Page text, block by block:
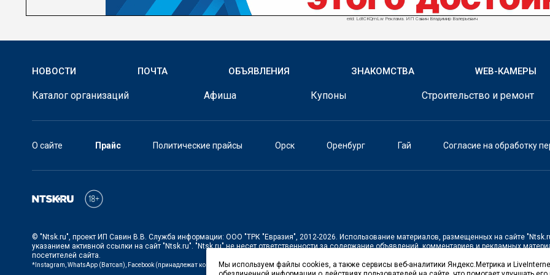
erid: LdtCKQmLw Реклама. ИП Савин Владимир Валерьевич
НОВОСТИ ПОЧТА ОБЪЯВЛЕНИЯ ЗНАКОМСТВА WEB-КАМЕРЫ
Каталог организаций Афиша Купоны Строительство и ремонт
О сайте Прайс Политические прайсы Орск Оренбург Гай Согласие на обработку
© "Ntsk.ru", проект ИП Савин В.В. Служба информации: ООО "ТРК "Евразия", 2012-2026. Использование материалов, размещенных на сайте
указанием активной ссылки на сайт "Ntsk.ru". "Ntsk.ru"не несет ответственности за содержание объявлений, комментариев и рекламных
посетителей сайта.
*Instagram, WhatsApp (Ватсап), Facebook (принадлежат корпорации Meta, запрещенной на территории Российской Федерации)
Мы используем файлы cookies, а также сервисы веб-аналитики Яндекс.Метрика и